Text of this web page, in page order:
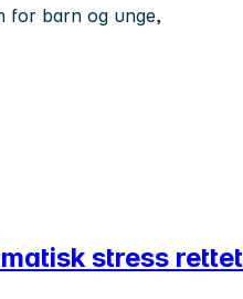
for barn og unge,
stress rettet